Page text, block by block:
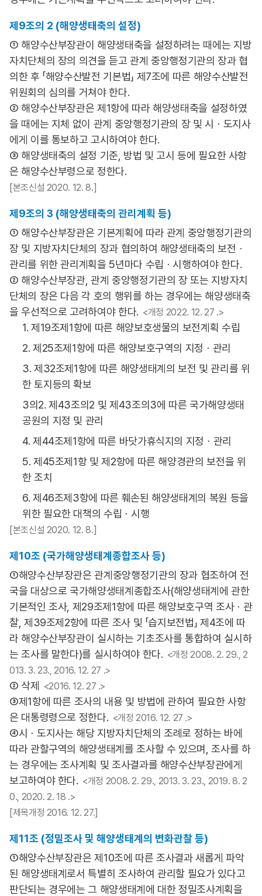
제9조의 2 (해양생태축의 설정)
① 해양수산부장관이 해양생태축을 설정하려는 때에는 지방
자치단체의 장의 의견을 듣고 관계 중앙행정기관의 장과 협
의한 후 「해양수산발전 기본법」 제7조에 따른 해양수산발전
위원회의 심의를 거쳐야 한다.
② 해양수산부장관은 제1항에 따라 해양생태축을 설정하였
을 때에는 지체 없이 관계 중앙행정기관의 장 및 시ㆍ도지사
에게 이를 통보하고 고시하여야 한다.
③ 해양생태축의 설정 기준, 방법 및 고시 등에 필요한 사항
은 해양수산부령으로 정한다.
[본조신설 2020. 12. 8.]
제9조의 3 (해양생태축의 관리계획 등)
① 해양수산부장관은 기본계획에 따라 관계 중앙행정기관의
장 및 지방자치단체의 장과 협의하여 해양생태축의 보전ㆍ
관리를 위한 관리계획을 5년마다 수립ㆍ시행하여야 한다.
② 해양수산부장관, 관계 중앙행정기관의 장 또는 지방자치
단체의 장은 다음 각 호의 행위를 하는 경우에는 해양생태축
을 우선적으로 고려하여야 한다. <개정 2022. 12. 27 .>
1. 제19조제1항에 따른 해양보호생물의 보전계획 수립
2. 제25조제1항에 따른 해양보호구역의 지정ㆍ관리
3. 제32조제1항에 따른 해양생태계의 보전 및 관리를 위
한 토지등의 확보
3의2. 제43조의2 및 제43조의3에 따른 국가해양생태
공원의 지정 및 관리
4. 제44조제1항에 따른 바닷가휴식지의 지정ㆍ관리
5. 제45조제1항 및 제2항에 따른 해양경관의 보전을 위
한 조치
6. 제46조제3항에 따른 훼손된 해양생태계의 복원 등을
위한 필요한 대책의 수립ㆍ시행
[본조신설 2020. 12. 8.]
제10조 (국가해양생태계종합조사 등)
①해양수산부장관은 관계중앙행정기관의 장과 협조하여 전
국을 대상으로 국가해양생태계종합조사(해양생태계에 관한
기본적인 조사, 제29조제1항에 따른 해양보호구역 조사ㆍ관
찰, 제39조제2항에 따른 조사 및 「습지보전법」 제4조에 따
라 해양수산부장관이 실시하는 기초조사를 통합하여 실시하
는 조사를 말한다)를 실시하여야 한다. <개정 2008. 2. 29., 2
013. 3. 23., 2016. 12. 27 .>
② 삭제 <2016. 12. 27 .>
③제1항에 따른 조사의 내용 및 방법에 관하여 필요한 사항
은 대통령령으로 정한다. <개정 2016. 12. 27 .>
④시ㆍ도지사는 해당 지방자치단체의 조례로 정하는 바에
따라 관할구역의 해양생태계를 조사할 수 있으며, 조사를 하
는 경우에는 조사계획 및 조사결과를 해양수산부장관에게
보고하여야 한다. <개정 2008. 2. 29., 2013. 3. 23., 2019. 8. 2
0., 2020. 2. 18 .>
[제목개정 2016. 12. 27.]
제11조 (정밀조사 및 해양생태계의 변화관찰 등)
①해양수산부장관은 제10조에 따른 조사결과 새롭게 파악
된 해양생태계로서 특별히 조사하여 관리할 필요가 있다고
판단되는 경우에는 그 해양생태계에 대한 정밀조사계획을